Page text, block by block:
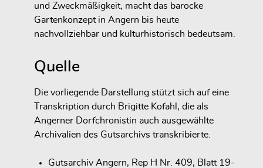
und Zweckmäßigkeit, macht das barocke
Gartenkonzept in Angern bis heute
nachvollziehbar und kulturhistorisch bedeutsam.
Quelle
Die vorliegende Darstellung stützt sich auf eine
Transkription durch Brigitte Kofahl, die als
Angerner Dorfchronistin auch ausgewählte
Archivalien des Gutsarchivs transkribierte.
Gutsarchiv Angern, Rep H Nr. 409, Blatt 19-